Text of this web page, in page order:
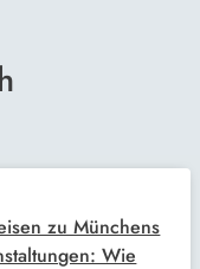
zu Münchens
Wie